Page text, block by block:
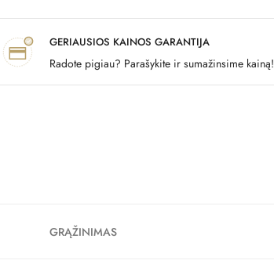
GERIAUSIOS KAINOS GARANTIJA
Radote pigiau? Parašykite ir sumažinsime kainą!
GRĄŽINIMAS